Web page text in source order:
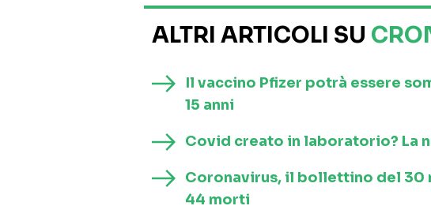
ALTRI ARTICOLI SU
Il vaccino Pfizer potrà essere
15 anni
Covid creato in laboratorio? La
Coronavirus, il bollettino del 30
44 morti